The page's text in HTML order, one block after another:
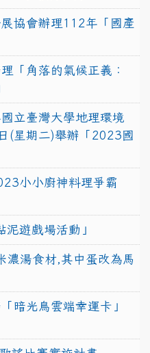
協會辦理112年「國產
「角落的氣候正義：
立臺灣大學地理環境
(星期二)舉辦「2023國
小小廚神料理爭霸
遊戲場活動」
濃湯食材,其中蛋改為馬
暗光鳥雲端幸運卡」